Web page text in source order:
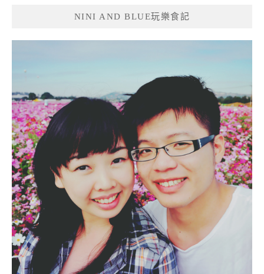
NINI AND BLUE玩樂食記